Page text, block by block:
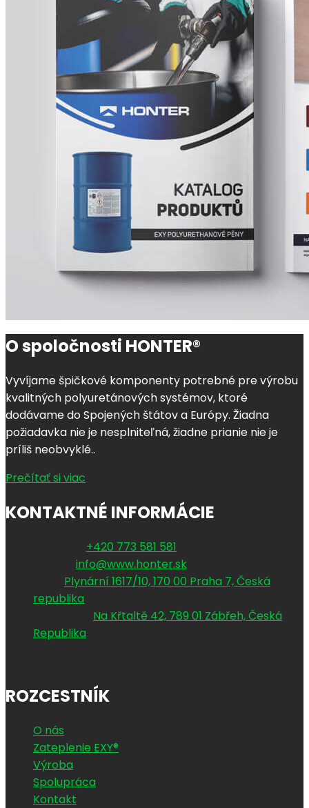
O spoločnosti HONTER®
Vyvíjame špičkové komponenty potrebné pre výrobu
kvalitných polyuretánových systémov, ktoré
dodávame do Spojených štátov a Európy. Žiadna
požiadavka nie je nesplniteľná, žiadne prianie nie je
príliš neobvyklé..
Prečítať si viac
KONTAKTNÉ INFORMÁCIE
+420 773 581 581
info@www.honter.sk
Plynární 1617/10, 170 00 Praha 7, Česká
republika
Na Křtaltě 42, 789 01 Zábřeh, Česká
Republika
ROZCESTNÍK
O nás
Zateplenie EXY®
Výroba
Spolupráca
Kontakt